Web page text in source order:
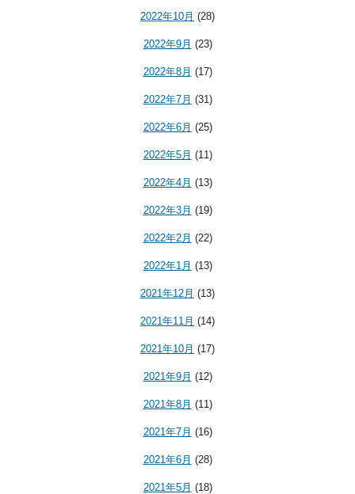
2022年10月 (28)
2022年9月 (23)
2022年8月 (17)
2022年7月 (31)
2022年6月 (25)
2022年5月 (11)
2022年4月 (13)
2022年3月 (19)
2022年2月 (22)
2022年1月 (13)
2021年12月 (13)
2021年11月 (14)
2021年10月 (17)
2021年9月 (12)
2021年8月 (11)
2021年7月 (16)
2021年6月 (28)
2021年5月 (18)